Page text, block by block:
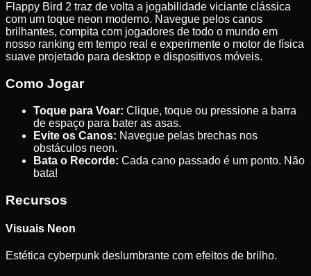
Flappy Bird 2 traz de volta a jogabilidade viciante clássica
com um toque neon moderno. Navegue pelos canos
brilhantes, compita com jogadores de todo o mundo em
nosso ranking em tempo real e experimente o motor de física
suave projetado para desktop e dispositivos móveis.
Como Jogar
Toque para Voar: Clique, toque ou pressione a barra
de espaço para bater as asas.
Evite os Canos: Navegue pelas brechas nos
obstáculos neon.
Bata o Recorde: Cada cano passado é um ponto. Não
bata!
Recursos
Visuais Neon
Estética cyberpunk deslumbrante com efeitos de brilho.